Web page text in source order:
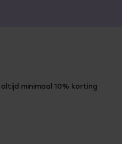
minimaal 10% korting